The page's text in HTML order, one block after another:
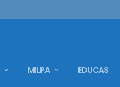
MILPA EDUCAS